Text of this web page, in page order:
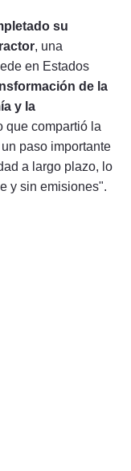
su
, una
en Estados
de la
y la
que compartió la
paso importante
a largo plazo, lo
y sin emisiones".